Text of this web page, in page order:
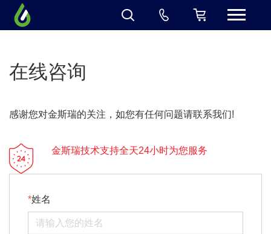
在线咨询
感谢您对金斯瑞的关注，如您有任何问题请联系我们!
金斯瑞技术支持全天24小时为您服务
姓名